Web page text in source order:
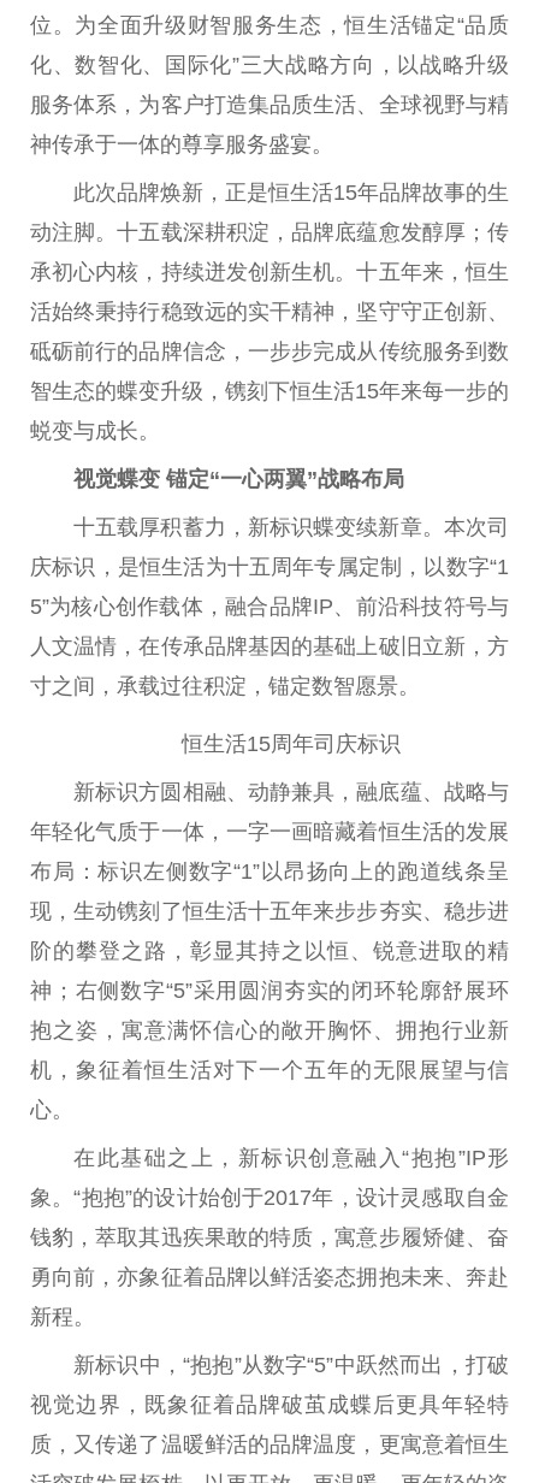
位。为全面升级财智服务生态，恒生活锚定“品质
化、数智化、国际化”三大战略方向，以战略升级
服务体系，为客户打造集品质生活、全球视野与精
神传承于一体的尊享服务盛宴。
此次品牌焕新，正是恒生活15年品牌故事的生
动注脚。十五载深耕积淀，品牌底蕴愈发醇厚；传
承初心内核，持续迸发创新生机。十五年来，恒生
活始终秉持行稳致远的实干精神，坚守守正创新、
砥砺前行的品牌信念，一步步完成从传统服务到数
智生态的蝶变升级，镌刻下恒生活15年来每一步的
蜕变与成长。
视觉蝶变 锚定“一心两翼”战略布局
十五载厚积蓄力，新标识蝶变续新章。本次司
庆标识，是恒生活为十五周年专属定制，以数字“1
5”为核心创作载体，融合品牌IP、前沿科技符号与
人文温情，在传承品牌基因的基础上破旧立新，方
寸之间，承载过往积淀，锚定数智愿景。
恒生活15周年司庆标识
新标识方圆相融、动静兼具，融底蕴、战略与
年轻化气质于一体，一字一画暗藏着恒生活的发展
布局：标识左侧数字“1”以昂扬向上的跑道线条呈
现，生动镌刻了恒生活十五年来步步夯实、稳步进
阶的攀登之路，彰显其持之以恒、锐意进取的精
神；右侧数字“5”采用圆润夯实的闭环轮廓舒展环
抱之姿，寓意满怀信心的敞开胸怀、拥抱行业新
机，象征着恒生活对下一个五年的无限展望与信
心。
在此基础之上，新标识创意融入“抱抱”IP形
象。“抱抱”的设计始创于2017年，设计灵感取自金
钱豹，萃取其迅疾果敢的特质，寓意步履矫健、奋
勇向前，亦象征着品牌以鲜活姿态拥抱未来、奔赴
新程。
新标识中，“抱抱”从数字“5”中跃然而出，打破
视觉边界，既象征着品牌破茧成蝶后更具年轻特
质，又传递了温暖鲜活的品牌温度，更寓意着恒生